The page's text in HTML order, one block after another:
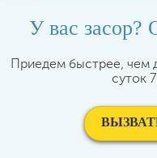
У вас засор?
Приедем быстрее, чем
суток